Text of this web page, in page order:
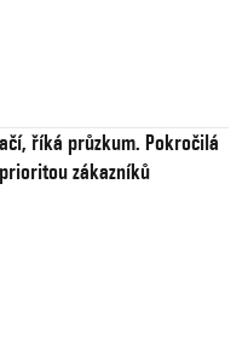
říká průzkum. Pokročilá
zákazníků